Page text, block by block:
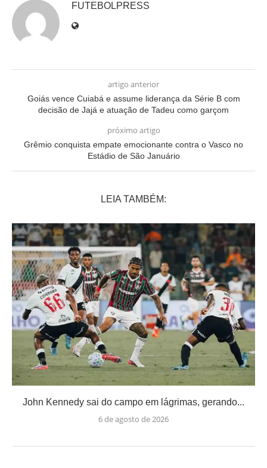
FUTEBOLPRESS
artigo anterior
Goiás vence Cuiabá e assume liderança da Série B com
decisão de Jajá e atuação de Tadeu como garçom
próximo artigo
Grêmio conquista empate emocionante contra o Vasco no
Estádio de São Januário
LEIA TAMBÉM:
John Kennedy sai do campo em lágrimas, gerando...
6 de agosto de 2026